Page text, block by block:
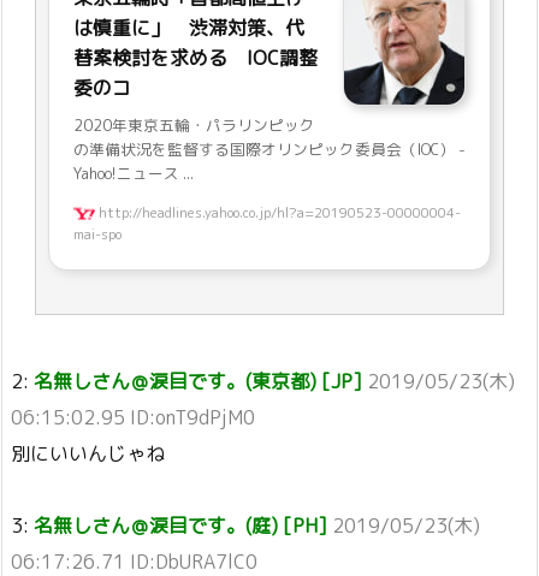
は慎重に」 渋滞対策、代
替案検討を求める IOC調整
委のコ
2020年東京五輪・パラリンピック
の準備状況を監督する国際オリンピック委員会（IOC） -
Yahoo!ニュース ...
http://headlines.yahoo.co.jp/hl?a=20190523-00000004-
mai-spo
2: 名無しさん＠涙目です。(東京都) [JP] 2019/05/23(木)
06:15:02.95 ID:onT9dPjM0
別にいいんじゃね
3: 名無しさん＠涙目です。(庭) [PH] 2019/05/23(木)
06:17:26.71 ID:DbURA7lC0